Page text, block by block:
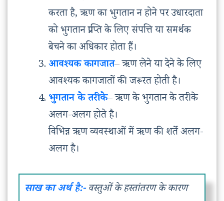
करता है, ऋण का भुगतान न होने पर उधारदाता
को भुगतान प्राप्ति के लिए संपत्ति या समर्थक
बेचने का अधिकार होता हैं।
आवश्यक कागजात– ऋण लेने या देने के लिए
आवश्यक कागजातों की जरूरत होती है।
भुगतान के तरीके– ऋण के भुगतान के तरीके
अलग-अलग होते है।
विभिन्न ऋण व्यवस्थाओं में ऋण की शर्ते अलग-
अलग है।
साख का अर्थ है:-वस्तुओं के हस्तांतरण के कारण